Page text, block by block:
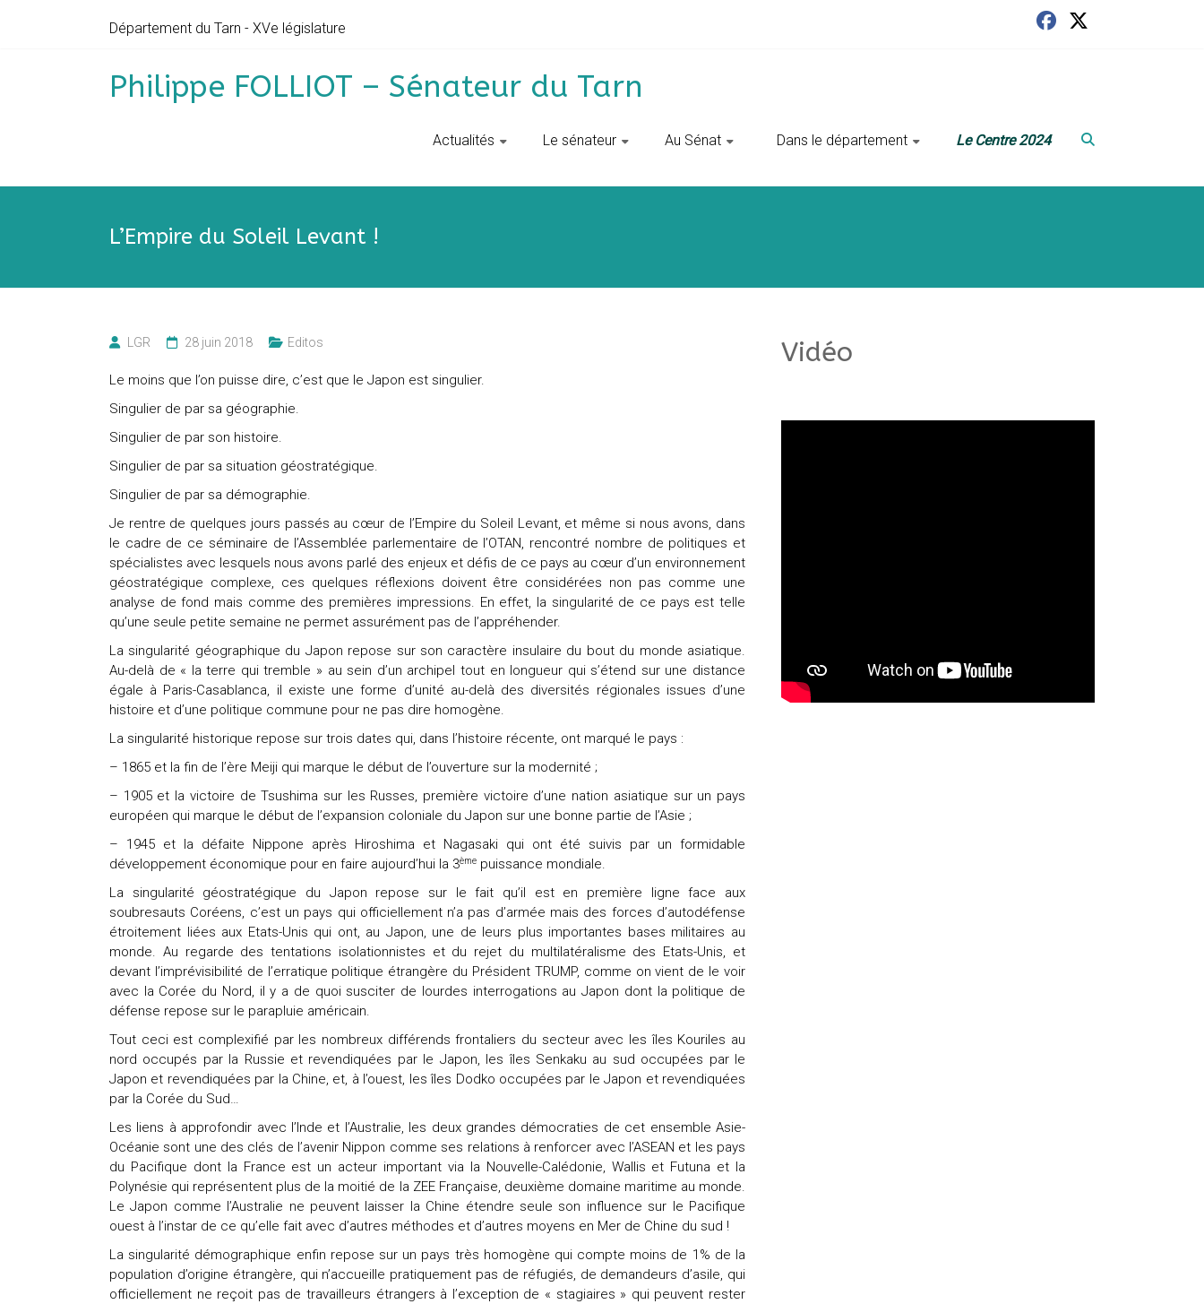
Département du Tarn - XVe législature
Philippe FOLLIOT – Sénateur du Tarn
Actualités Le sénateur Au Sénat ‎ ‎ Dans le département Le Centre 2024
L’Empire du Soleil Levant !
LGR 28 juin 2018 Editos
Le moins que l’on puisse dire, c’est que le Japon est singulier.
Singulier de par sa géographie.
Singulier de par son histoire.
Singulier de par sa situation géostratégique.
Singulier de par sa démographie.
Je rentre de quelques jours passés au cœur de l’Empire du Soleil Levant, et même si nous avons, dans
le cadre de ce séminaire de l’Assemblée parlementaire de l’OTAN, rencontré nombre de politiques et
spécialistes avec lesquels nous avons parlé des enjeux et défis de ce pays au cœur d’un environnement
géostratégique complexe, ces quelques réflexions doivent être considérées non pas comme une
analyse de fond mais comme des premières impressions. En effet, la singularité de ce pays est telle
qu’une seule petite semaine ne permet assurément pas de l’appréhender.
La singularité géographique du Japon repose sur son caractère insulaire du bout du monde asiatique.
Au-delà de « la terre qui tremble » au sein d’un archipel tout en longueur qui s’étend sur une distance
égale à Paris-Casablanca, il existe une forme d’unité au-delà des diversités régionales issues d’une
histoire et d’une politique commune pour ne pas dire homogène.
La singularité historique repose sur trois dates qui, dans l’histoire récente, ont marqué le pays :
– 1865 et la fin de l’ère Meiji qui marque le début de l’ouverture sur la modernité ;
– 1905 et la victoire de Tsushima sur les Russes, première victoire d’une nation asiatique sur un pays
européen qui marque le début de l’expansion coloniale du Japon sur une bonne partie de l’Asie ;
– 1945 et la défaite Nippone après Hiroshima et Nagasaki qui ont été suivis par un formidable
développement économique pour en faire aujourd’hui la 3ème puissance mondiale.
La singularité géostratégique du Japon repose sur le fait qu’il est en première ligne face aux
soubresauts Coréens, c’est un pays qui officiellement n’a pas d’armée mais des forces d’autodéfense
étroitement liées aux Etats-Unis qui ont, au Japon, une de leurs plus importantes bases militaires au
monde. Au regarde des tentations isolationnistes et du rejet du multilatéralisme des Etats-Unis, et
devant l’imprévisibilité de l’erratique politique étrangère du Président TRUMP, comme on vient de le voir
avec la Corée du Nord, il y a de quoi susciter de lourdes interrogations au Japon dont la politique de
défense repose sur le parapluie américain.
Tout ceci est complexifié par les nombreux différends frontaliers du secteur avec les îles Kouriles au
nord occupés par la Russie et revendiquées par le Japon, les îles Senkaku au sud occupées par le
Japon et revendiquées par la Chine, et, à l’ouest, les îles Dodko occupées par le Japon et revendiquées
par la Corée du Sud…
Les liens à approfondir avec l’Inde et l’Australie, les deux grandes démocraties de cet ensemble Asie-
Océanie sont une des clés de l’avenir Nippon comme ses relations à renforcer avec l’ASEAN et les pays
du Pacifique dont la France est un acteur important via la Nouvelle-Calédonie, Wallis et Futuna et la
Polynésie qui représentent plus de la moitié de la ZEE Française, deuxième domaine maritime au monde.
Le Japon comme l’Australie ne peuvent laisser la Chine étendre seule son influence sur le Pacifique
ouest à l’instar de ce qu’elle fait avec d’autres méthodes et d’autres moyens en Mer de Chine du sud !
La singularité démographique enfin repose sur un pays très homogène qui compte moins de 1% de la
population d’origine étrangère, qui n’accueille pratiquement pas de réfugiés, de demandeurs d’asile, qui
officiellement ne reçoit pas de travailleurs étrangers à l’exception de « stagiaires » qui peuvent rester
Vidéo